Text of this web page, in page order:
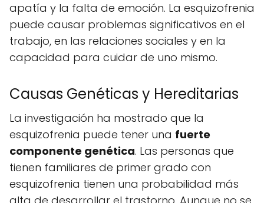
apatía y la falta de emoción. La esquizofrenia
puede causar problemas significativos en el
trabajo, en las relaciones sociales y en la
capacidad para cuidar de uno mismo.
Causas Genéticas y Hereditarias
La investigación ha mostrado que la
esquizofrenia puede tener una fuerte
componente genética. Las personas que
tienen familiares de primer grado con
esquizofrenia tienen una probabilidad más